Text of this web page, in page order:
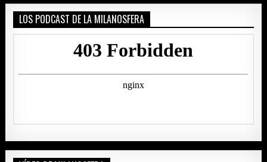
LOS PODCAST DE LA MILANOSFERA